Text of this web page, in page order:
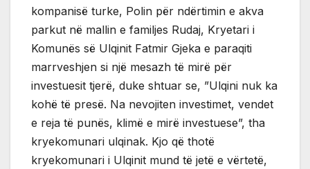
kompanisë turke, Polin për ndërtimin e akva
parkut në mallin e familjes Rudaj, Kryetari i
Komunës së Ulqinit Fatmir Gjeka e paraqiti
marrveshjen si një mesazh të mirë për
investuesit tjerë, duke shtuar se, ”Ulqini nuk ka
kohë të presë. Na nevojiten investimet, vendet
e reja të punës, klimë e mirë investuese”, tha
kryekomunari ulqinak. Kjo që thotë
kryekomunari i Ulqinit mund të jetë e vërtetë,